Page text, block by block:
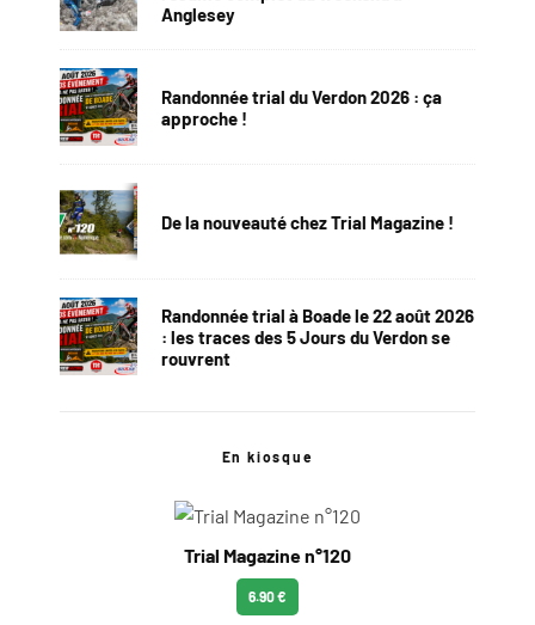
Anglesey
Randonnée trial du Verdon 2026 : ça
approche !
De la nouveauté chez Trial Magazine !
Randonnée trial à Boade le 22 août 2026
: les traces des 5 Jours du Verdon se
rouvrent
En kiosque
Trial Magazine n°120
6.90 €